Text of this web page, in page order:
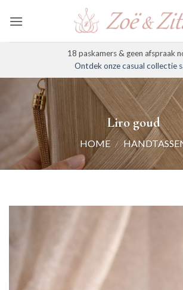
naar
18 paskamers & geen afspraak
Ontdek onze casual collectie
Liro goud
HOME /